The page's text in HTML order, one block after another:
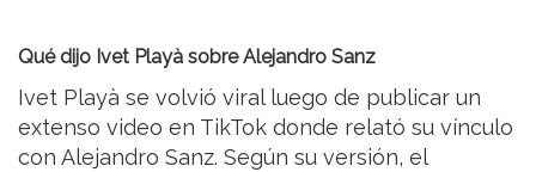
Qué dijo Ivet Playà sobre Alejandro Sanz
Ivet Playà se volvió viral luego de publicar un
extenso video en TikTok donde relató su vínculo
con Alejandro Sanz. Según su versión, el